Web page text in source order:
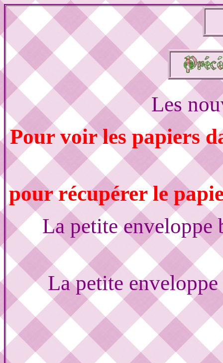
Les
Pour voir les papiers
pour récupérer le
La petite enveloppe
La petite